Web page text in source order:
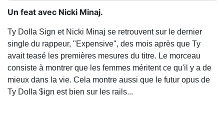
Un feat avec Nicki Minaj.
Ty Dolla Sign et Nicki Minaj se retrouvent sur le dernier
single du rappeur, "Expensive", des mois après que Ty
avait teasé les premières mesures du titre. Le morceau
consiste à montrer que les femmes méritent ce qu'il y a de
mieux dans la vie. Cela montre aussi que le futur opus de
Ty Dolla $ign est bien sur les rails...